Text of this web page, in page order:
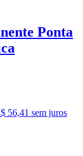
Ponta
56,41 sem juros